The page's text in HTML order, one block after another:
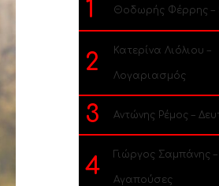
1 Θοδωρής Φέρρης –
2 Κατερίνα Λιόλιου –
Λογαριασμός
3 Αντώνης Ρέμος –
4 Γιώργος Σαμπάνης –
Αγαπούσες